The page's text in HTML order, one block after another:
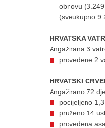
obnovu
(sveukupno
HRVATSKA
Angažirana 3
provedene 2
HRVATSKI
Angažirano 72
podijeljeno
pruženo 14
provedena